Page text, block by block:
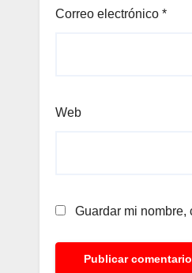
Correo electrónico *
Web
Guardar mi nombre,